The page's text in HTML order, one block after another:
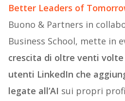
Better Leaders of
Buono & Partners in
Business School, mette in
crescita di oltre venti
utenti LinkedIn che
legate all’AI sui propri